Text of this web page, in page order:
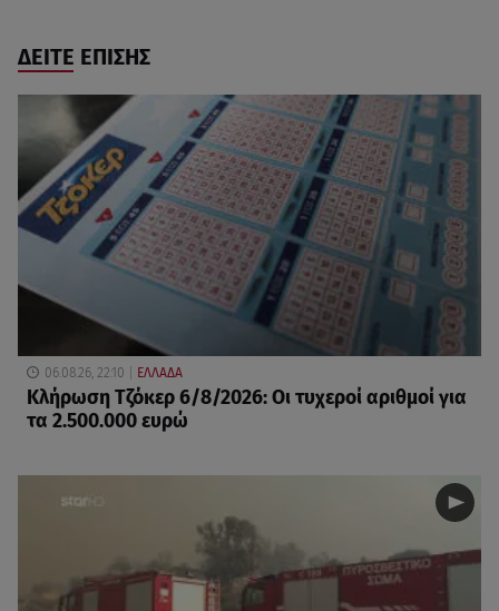
ΔΕΙΤΕ ΕΠΙΣΗΣ
06.08.26, 22:10 ΕΛΛΑΔΑ
Κλήρωση Τζόκερ 6/8/2026: Οι τυχεροί αριθμοί για
τα 2.500.000 ευρώ